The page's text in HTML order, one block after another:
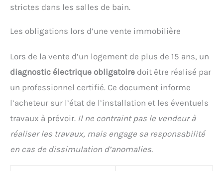
strictes dans les salles de bain.
Les obligations lors d’une vente immobilière
Lors de la vente d’un logement de plus de 15 ans, un
diagnostic électrique obligatoire doit être réalisé par
un professionnel certifié. Ce document informe
l’acheteur sur l’état de l’installation et les éventuels
travaux à prévoir. Il ne contraint pas le vendeur à
réaliser les travaux, mais engage sa responsabilité
en cas de dissimulation d’anomalies.